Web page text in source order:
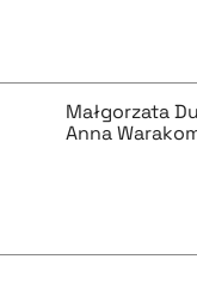
Małgorzata
Anna